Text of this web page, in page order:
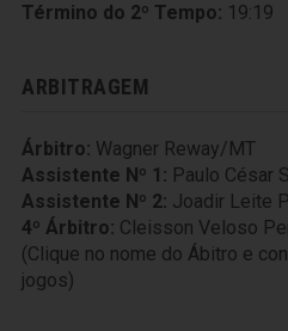
Término do 2º Tempo: 19:19
ARBITRAGEM
Árbitro: Wagner Reway/MT
Assistente Nº 1: Paulo César
Assistente Nº 2: Joadir Leite
4º Árbitro: Cleisson Veloso
(Clique no nome do Ábitro e
jogos)